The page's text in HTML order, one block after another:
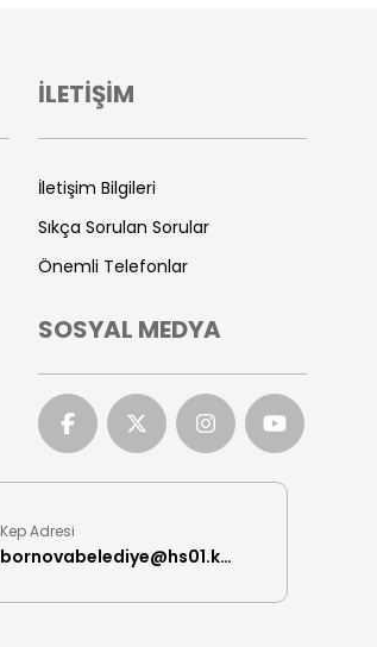
İLETİŞİM
İletişim Bilgileri
Sıkça Sorulan Sorular
Önemli Telefonlar
SOSYAL MEDYA
Kep Adresi
bornovabelediye@hs01.kep.tr